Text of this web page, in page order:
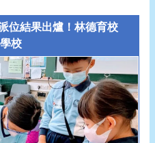
位結果出爐！林德育校
校